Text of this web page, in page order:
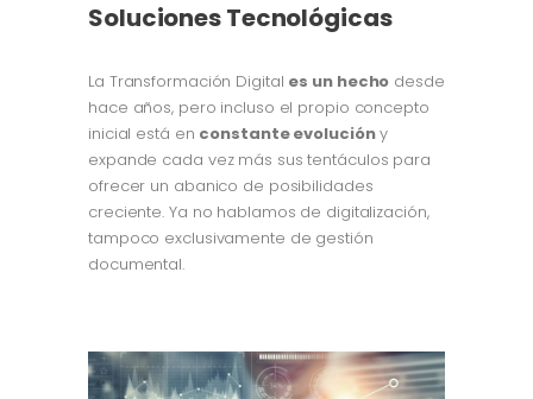
Soluciones Tecnológicas
La Transformación Digital es un hecho desde
hace años, pero incluso el propio concepto
inicial está en constante evolucióny
expande cada vez más sus tentáculos para
ofrecer un abanico de posibilidades
creciente. Ya no hablamos de digitalización,
tampoco exclusivamente de gestión
documental.